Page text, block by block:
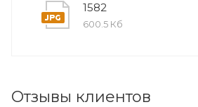
1582
600.5 Кб
Отзывы клиентов